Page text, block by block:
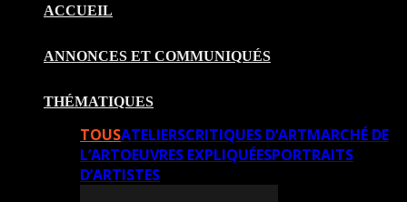
ACCUEIL
ANNONCES ET COMMUNIQUÉS
THÉMATIQUES
TOUSATELIERSCRITIQUES D’ARTMARCHÉ DE
L’ARTOEUVRES EXPLIQUÉESPORTRAITS
D’ARTISTES